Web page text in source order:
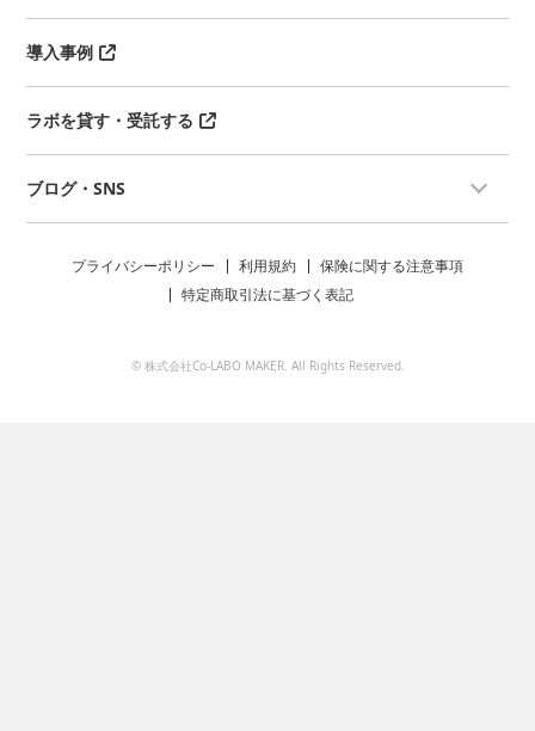
導入事例
ラボを貸す・受託する
ブログ・SNS
プライバシーポリシー 利用規約
保険に関する注意事項
特定商取引法に基づく表記
© 株式会社Co-LABO MAKER. All Rights Reserved.